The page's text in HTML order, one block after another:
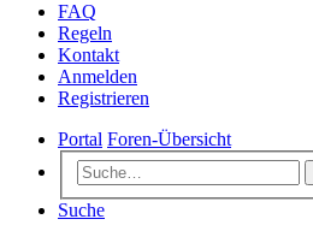
FAQ
Regeln
Kontakt
Anmelden
Registrieren
Portal Foren-Übersicht
Suche